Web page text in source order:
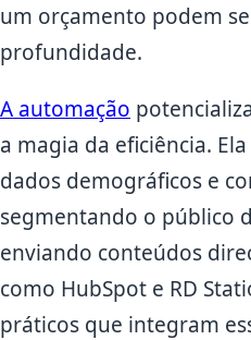
um orçamento podem
profundidade.
A automação
a magia da eficiência.
dados demográficos e
segmentando o público
enviando conteúdos
como HubSpot e RD
práticos que integram